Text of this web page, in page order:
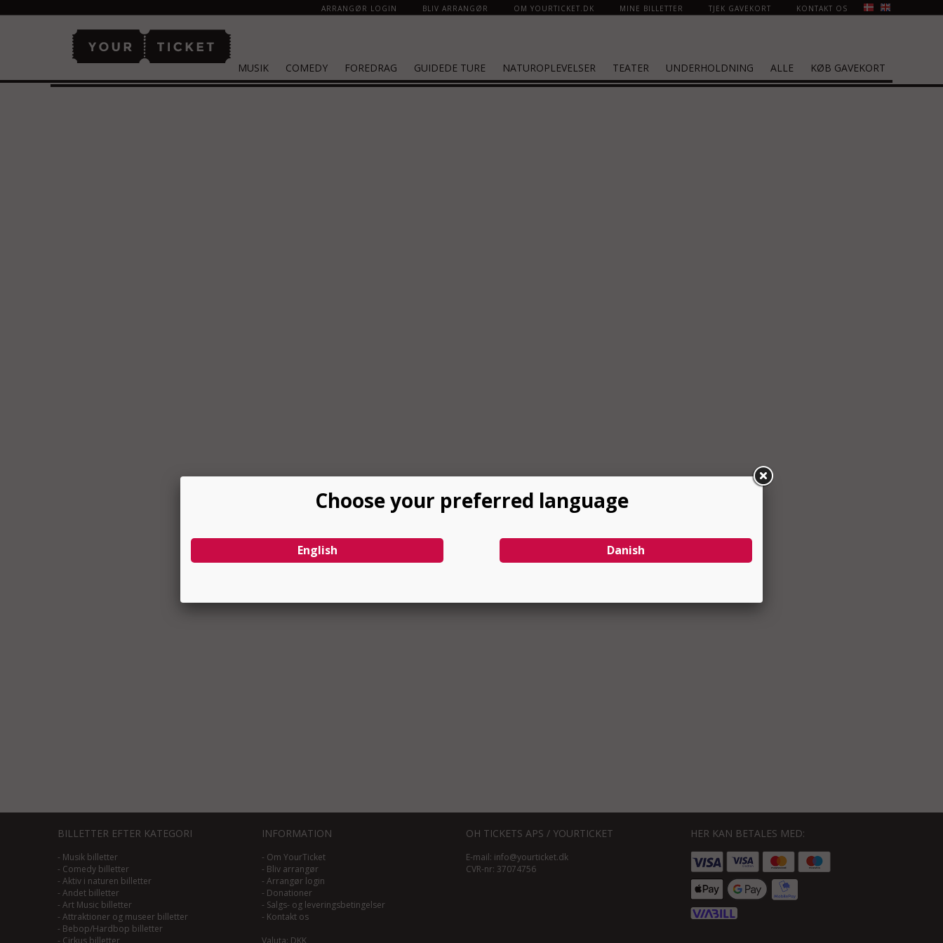
ARRANGØR LOGIN BLIV ARRANGØR OM YOURTICKET.DK MINE BILLETTER TJEK GAVEKORT KONTAKT OS
MUSIK COMEDY FOREDRAG GUIDEDE TURE NATUROPLEVELSER TEATER UNDERHOLDNING ALLE KØB GAVEKORT
BILLETTER EFTER KATEGORI
- Musik billetter
- Comedy billetter
- Aktiv i naturen billetter
- Andet billetter
- Art Music billetter
- Attraktioner og museer billetter
- Bebop/Hardbop billetter
- Cirkus billetter
INFORMATION
- Om YourTicket
- Bliv arrangør
- Arrangør login
- Donationer
- Salgs- og leveringsbetingelser
- Kontakt os
Valuta: DKK
OH TICKETS APS / YOURTICKET
E-mail: info@yourticket.dk
CVR-nr: 37074756
HER KAN BETALES MED: